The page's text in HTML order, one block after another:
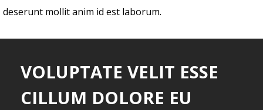
deserunt mollit anim id est laborum.
VOLUPTATE VELIT ESSE
CILLUM DOLORE EU